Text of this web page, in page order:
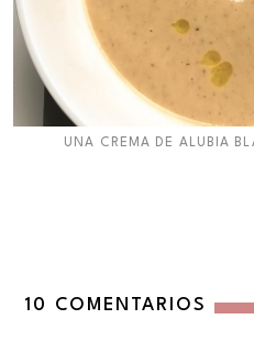
UNA CREMA DE ALUBIA
10 COMENTARIOS